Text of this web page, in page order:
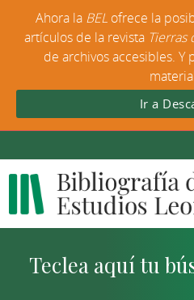
Ahora la BEL ofrece la
artículos de la revista Tierras
de archivos accesibles. Y
Ir a